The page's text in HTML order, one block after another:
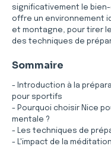
significativement le
offre un environnement
et montagne, pour tirer
des techniques de
Sommaire
- Introduction à la
pour sportifs
- Pourquoi choisir Nice
mentale ?
- Les techniques de
- L'impact de la